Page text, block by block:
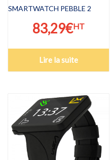
SMARTWATCH PEBBLE 2
83,29€HT
Lire la suite